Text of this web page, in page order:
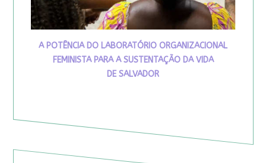
A POTÊNCIA DO LABORATÓRIO ORGANIZACIONAL
FEMINISTA PARA A SUSTENTAÇÃO DA VIDA
DE SALVADOR